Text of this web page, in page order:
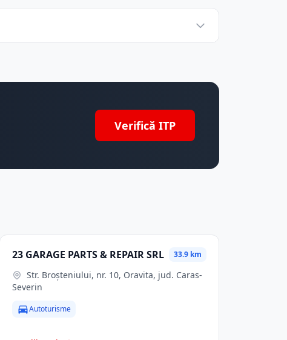
Verifică ITP
23 GARAGE PARTS & REPAIR SRL 33.9 km
Str. Broşteniului, nr. 10, Oravita, jud. Caras-
Severin
Autoturisme